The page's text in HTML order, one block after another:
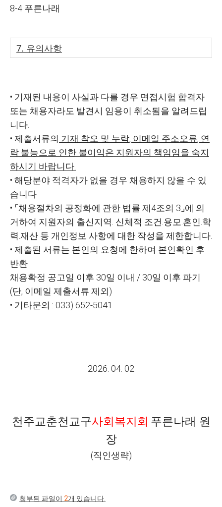
8-4 푸른나래
7. 유의사항
• 기재된 내용이 사실과 다를 경우 면접시험 합격자
또는 채용자라도 발견시 임용이 취소됨을 알려드립
니다
• 제출서류의 기재 착오 및 누락, 이메일 주소오류, 연
락 불능으로 인한 불이익은 지원자의 책임임을 숙지
하시기 바랍니다
• 해당분야 적격자가 없을 경우 채용하지 않을 수 있
습니다
• ⌜채용절차의 공정화에 관한 법률 제4조의 3 ⌟에 의
거하여 지원자의 출신지역 신체적 조건 용모 혼인 학
력 재산 등 개인정보 사항에 대한 작성을 제한합니다
• 제출된 서류는 본인의 요청에 한하여 본인확인 후
반환
채용확정 공고일 이후 30일 이내 / 30일 이후 파기
(단, 이메일 제출서류 제외)
• 기타문의 : 033) 652-5041
2026. 04. 02
천주교춘천교구사회복지회 푸른나래 원
장
(직인생략)
첨부된 파일이 2개 있습니다.